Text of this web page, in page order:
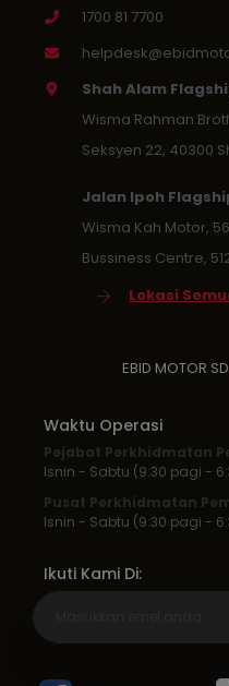
1700 81 7700
Shah Alam
Wisma Rahman
Seksyen 22, 40300
Jalan Ipoh
Wisma Kah Motor,
Bussiness Centre,
Lokasi
EBID MOTOR
Waktu Operasi
Pejabat Perkhidmatan
Isnin - Sabtu (9:30 pagi -
Pusat Perkhidmatan
Isnin - Sabtu (9:30 pagi -
Ikuti Kami Di: